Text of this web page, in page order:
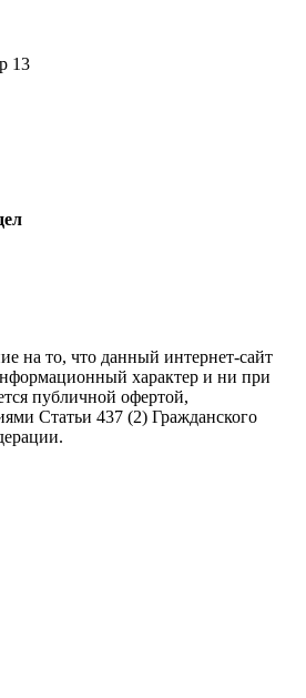
13
на то, что данный интернет-сайт
характер и ни при
публичной офертой,
Статьи 437 (2) Гражданского